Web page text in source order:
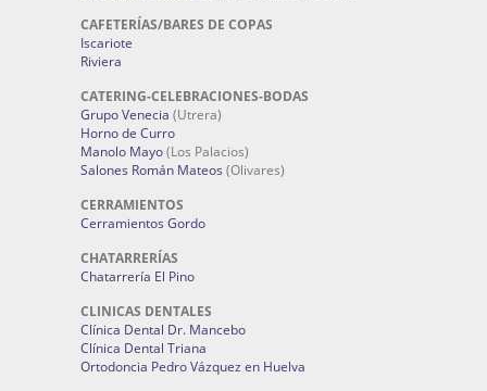
CAFETERÍAS/BARES DE COPAS
Iscariote
Riviera
CATERING-CELEBRACIONES-BODAS
Grupo Venecia (Utrera)
Horno de Curro
Manolo Mayo(Los Palacios)
Salones Román Mateos (Olivares)
CERRAMIENTOS
Cerramientos Gordo
CHATARRERÍAS
Chatarrería El Pino
CLINICAS DENTALES
Clínica Dental Dr. Mancebo
Clínica Dental Triana
Ortodoncia Pedro Vázquez en Huelva